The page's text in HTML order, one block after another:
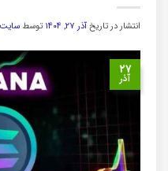
انتشار در تاریخآذر ۲۷, ۱۴۰۴ توسط
۲۷
آذر